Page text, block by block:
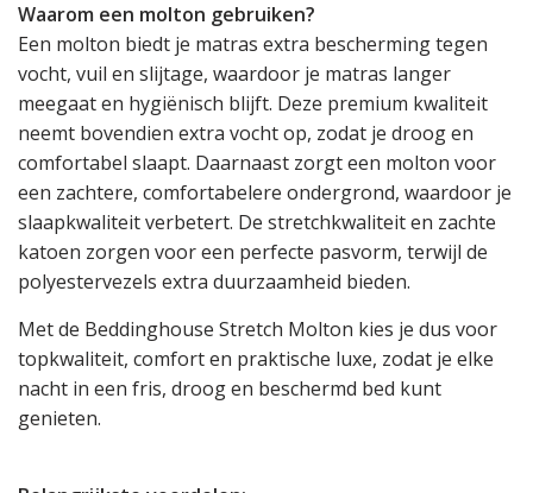
Waarom een molton gebruiken?
Een molton biedt je matras extra bescherming tegen
vocht, vuil en slijtage, waardoor je matras langer
meegaat en hygiënisch blijft. Deze premium kwaliteit
neemt bovendien extra vocht op, zodat je droog en
comfortabel slaapt. Daarnaast zorgt een molton voor
een zachtere, comfortabelere ondergrond, waardoor je
slaapkwaliteit verbetert. De stretchkwaliteit en zachte
katoen zorgen voor een perfecte pasvorm, terwijl de
polyestervezels extra duurzaamheid bieden.
Met de Beddinghouse Stretch Molton kies je dus voor
topkwaliteit, comfort en praktische luxe, zodat je elke
nacht in een fris, droog en beschermd bed kunt
genieten.